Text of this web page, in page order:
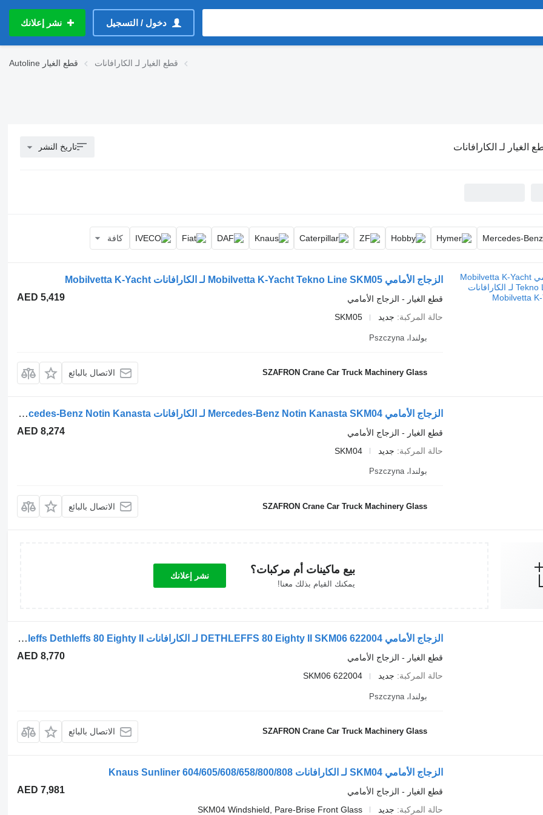
دخول / التسجيل نشر إعلانك
Autoline قطع الغيار قطع الغيار لـ الكارافانات
الغيار لـ الكارافانات تاريخ النشر
كافة
الزجاج الأمامي Mobilvetta K-Yacht Tekno Line SKM05 لـ الكارافانات Mobilvetta K-Yacht
AED 5,419
قطع الغيار - الزجاج الأمامي
حالة المركبة
جديد SKM05
بولندا، Pszczyna
SZAFRON Crane Car Truck Machinery Glass الاتصال بالبائع
الزجاج الأمامي Mercedes-Benz Notin Kanasta SKM04 لـ الكارافانات Mercedes-Benz Notin Kanasta
AED 8,274
قطع الغيار - الزجاج الأمامي
حالة المركبة
جديد SKM04
بولندا، Pszczyna
SZAFRON Crane Car Truck Machinery Glass الاتصال بالبائع
بيع ماكينات أم مركبات؟
يمكنك القيام بذلك معنا!
نشر إعلانك
الزجاج الأمامي DETHLEFFS 80 Eighty II SKM06 622004 لـ الكارافانات Dethleffs Dethleffs 80 Eighty II
AED 8,770
قطع الغيار - الزجاج الأمامي
حالة المركبة
جديد SKM06 622004
بولندا، Pszczyna
SZAFRON Crane Car Truck Machinery Glass الاتصال بالبائع
الزجاج الأمامي SKM04 لـ الكارافانات Knaus Sunliner 604/605/608/658/800/808
AED 7,981
قطع الغيار - الزجاج الأمامي
حالة المركبة
جديد SKM04 Windshield, Pare-Brise Front Glass